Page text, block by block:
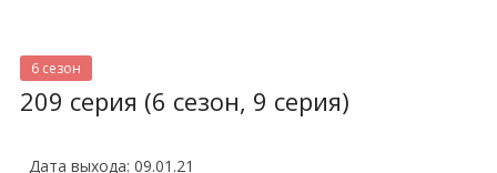
6 сезон
209 серия (6 сезон, 9 серия)
Дата выхода: 09.01.21